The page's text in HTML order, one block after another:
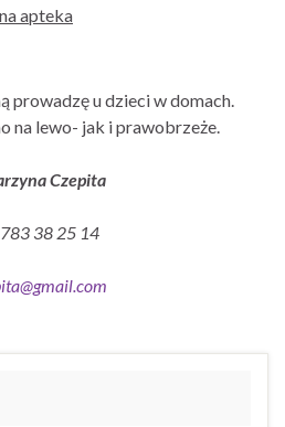
apteka
prowadzę u dzieci w domach.
na lewo- jak i prawobrzeże.
Czepita
38 25 14